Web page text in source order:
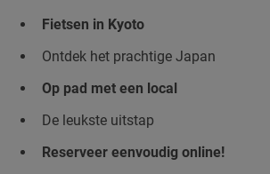
Fietsen in Kyoto
Ontdek het prachtige Japan
Op pad met een local
De leukste uitstap
Reserveer eenvoudig online!